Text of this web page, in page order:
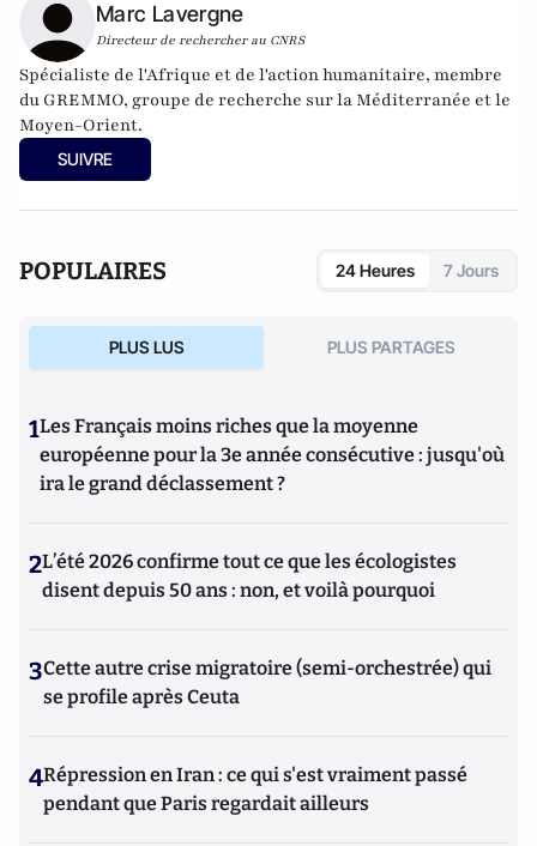
Marc Lavergne
Directeur de rechercher au CNRS
Spécialiste de l'Afrique et de l'action humanitaire, membre
du GREMMO, groupe de recherche sur la Méditerranée et le
Moyen-Orient.
SUIVRE
POPULAIRES 24 Heures 7 Jours
PLUS LUS PLUS PARTAGES
1Les Français moins riches que la moyenne
européenne pour la 3e année consécutive : jusqu'où
ira le grand déclassement ?
2L’été 2026 confirme tout ce que les écologistes
disent depuis 50 ans : non, et voilà pourquoi
3Cette autre crise migratoire (semi-orchestrée) qui
se profile après Ceuta
4Répression en Iran : ce qui s'est vraiment passé
pendant que Paris regardait ailleurs